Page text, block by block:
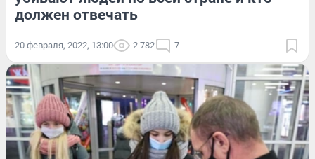
должен отвечать
20 февраля, 2022, 13:00 2 782 7